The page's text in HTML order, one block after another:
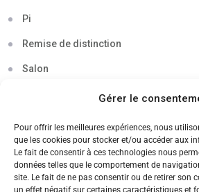
Gérer le
Pour offrir les meilleures expériences, nous
que les cookies pour stocker et/ou accéder aux
Le fait de consentir à ces technologies nous
données telles que le comportement de
site. Le fait de ne pas consentir ou de retirer son
un effet négatif sur certaines caractéristiques et
Pi
Remise de distinction
Salon
Soirée
Sortie découverte